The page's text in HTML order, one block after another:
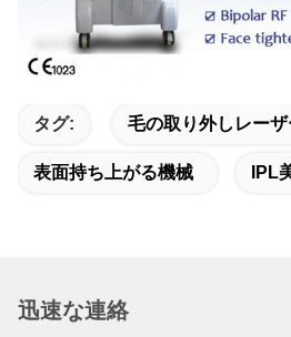
タグ: 毛の取り外しレー
表面持ち上がる機械 IPL
迅速な連絡